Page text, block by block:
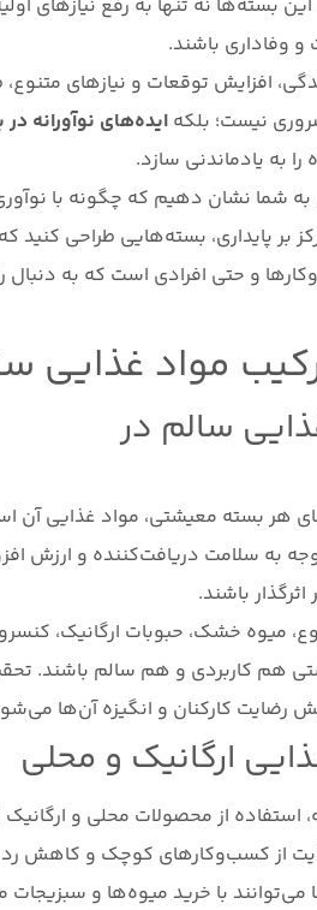
بسته‌ها نه تنها به رفع نیازهای
و وفاداری باشند.
افزایش توقعات و نیازهای
نیست؛ بلکه ایده‌های نوآورانه
به یادماندنی سازد.
شما نشان دهیم که چگونه با
بر پایداری، بسته‌هایی طراحی
و حتی افرادی است که به دنبال
مواد غذایی
سالم در
بسته معیشتی، مواد غذایی آن
به سلامت دریافت‌کننده و ارزش
اثرگذار باشند.
میوه خشک، حبوبات ارگانیک،
هم کاربردی و هم سالم باشند.
رضایت کارکنان و انگیزه آن‌ها
ارگانیک و محلی
استفاده از محصولات محلی و
از کسب‌وکارهای کوچک و کاهش
می‌توانند با خرید میوه‌ها و